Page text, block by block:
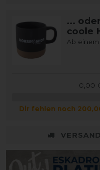
...
coole
Ab
0,00
Dir fehlen noch